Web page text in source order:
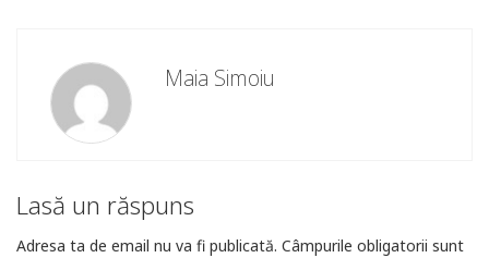
Maia Simoiu
Lasă un răspuns
Adresa ta de email nu va fi publicată. Câmpurile obligatorii sunt